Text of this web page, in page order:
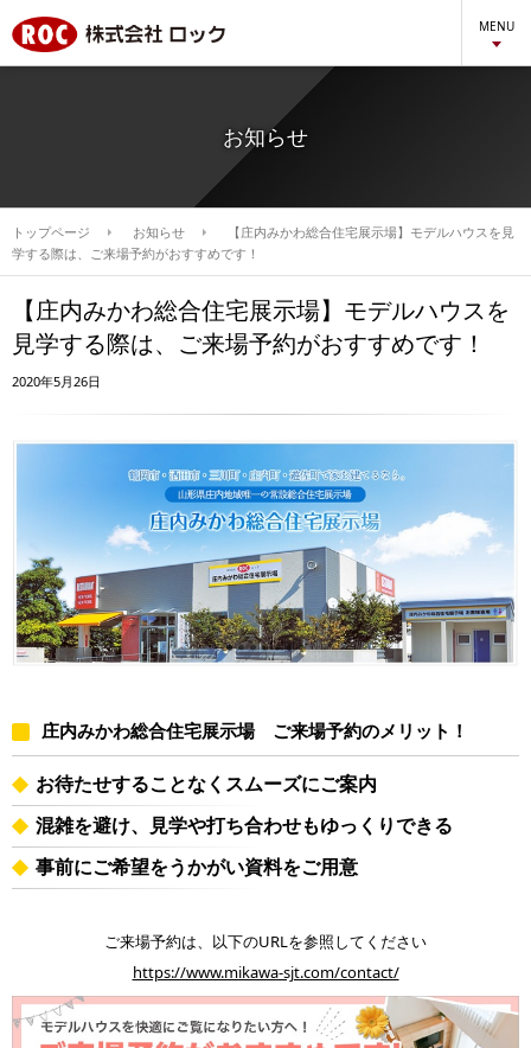
MENU
お知らせ
トップページ お知らせ
【庄内みかわ総合住宅展示場】モデルハウスを見
学する際は、ご来場予約がおすすめです！
【庄内みかわ総合住宅展示場】モデルハウスを
見学する際は、ご来場予約がおすすめです！
2020年5月26日
庄内みかわ総合住宅展示場 ご来場予約のメリット！
お待たせすることなくスムーズにご案内
混雑を避け、見学や打ち合わせもゆっくりできる
事前にご希望をうかがい資料をご用意
ご来場予約は、以下のURLを参照してください
https://www.mikawa-sjt.com/contact/